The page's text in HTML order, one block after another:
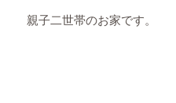
親子二世帯のお家です。